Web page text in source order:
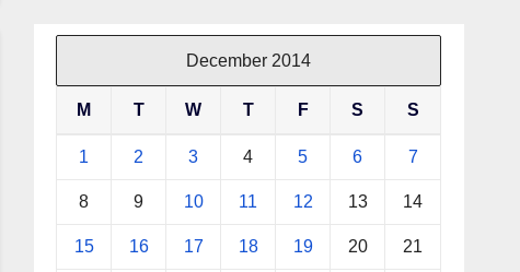
December 2014
M T W T F S S
1 2 3 4 5 6 7
8 9 10 11 12 13 14
15 16 17 18 19 20 21